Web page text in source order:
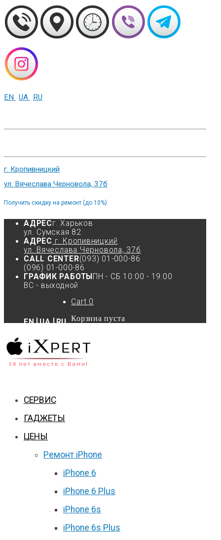
EN UA RU
г. Кропивницкий
ул. Вячеслава Черновола, 37б
Получить скидку на ремонт (до 10%)
АДРЕСг. Харьков
ул. Сумская 82
АДРЕС г. Кропивницкий
ул. Вячеслава Черновола, 37б
CALL CENTER(093) 01-000-86
(096) 01-000-86
ГРАФИК РАБОТЫ ПН - СБ 10:00 - 19:00
ВС - выходной
EN UA RU
Cart 0
Корзина пуста
СЕРВИС
ГАДЖЕТЫ
ЦЕНЫ
Ремонт iPhone
iPhone 6
iPhone 6 Plus
iPhone 6s
iPhone 6s Plus